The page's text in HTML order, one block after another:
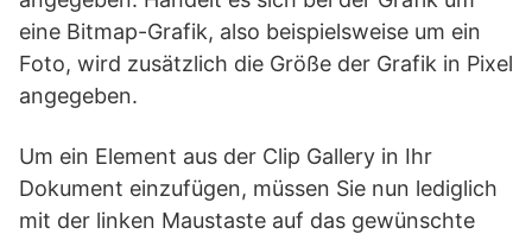
eine Bitmap-Grafik, also beispielsweise um ein
Foto, wird zusätzlich die Größe der Grafik in Pixel
angegeben.
Um ein Element aus der Clip Gallery in Ihr
Dokument einzufügen, müssen Sie nun lediglich
mit der linken Maustaste auf das gewünschte